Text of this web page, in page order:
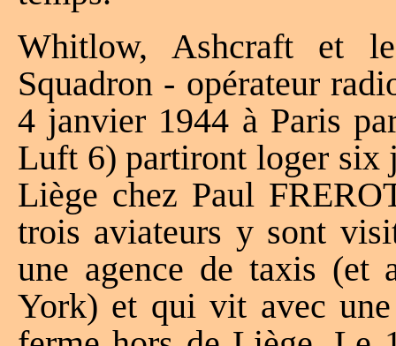
Whitlow, Ashcraft et
Squadron - opérateur
4 janvier 1944 à Paris
Luft 6) partiront loger six
Liège chez Paul
trois aviateurs y sont
une agence de taxis (et
York) et qui vit avec